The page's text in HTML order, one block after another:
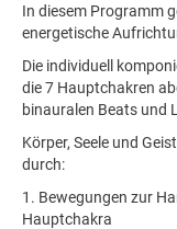
In diesem Programm
energetische
Die individuell
die 7 Hauptchakren
binauralen Beats und
Körper, Seele und
durch:
1. Bewegungen zur
Hauptchakra